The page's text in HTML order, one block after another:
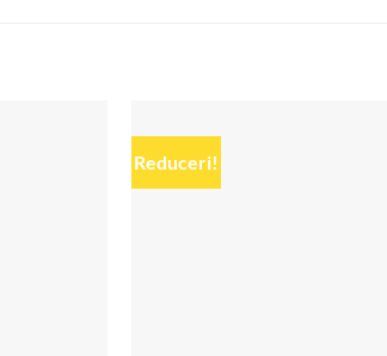
Reduceri!